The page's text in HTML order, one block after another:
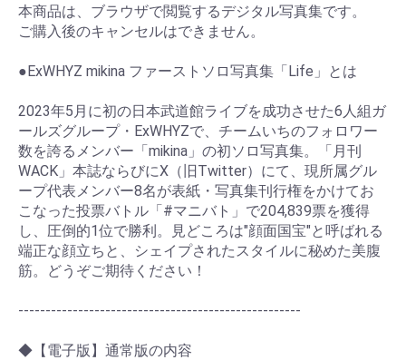
本商品は、ブラウザで閲覧するデジタル写真集です。
ご購入後のキャンセルはできません。
●ExWHYZ mikina ファーストソロ写真集「Life」とは
2023年5月に初の日本武道館ライブを成功させた6人組ガ
ールズグループ・ExWHYZで、チームいちのフォロワー
数を誇るメンバー「mikina」の初ソロ写真集。「月刊
WACK」本誌ならびにX（旧Twitter）にて、現所属グル
ープ代表メンバー8名が表紙・写真集刊行権をかけてお
こなった投票バトル「#マニバト」で204,839票を獲得
し、圧倒的1位で勝利。見どころは"顔面国宝"と呼ばれる
端正な顔立ちと、シェイプされたスタイルに秘めた美腹
筋。どうぞご期待ください！
----------------------------------------------------
◆【電子版】通常版の内容